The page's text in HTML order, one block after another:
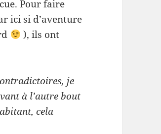
Pour faire
ici si d’aventure
), ils ont
je
à l’autre bout
cela